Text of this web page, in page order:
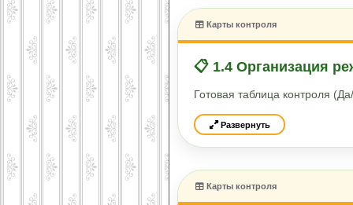
Карты контроля
📋 1.4 Организация
Готовая таблица контроля
Развернуть
Карты контроля